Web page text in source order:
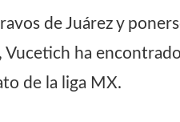
de Juárez y
Vucetich ha
de la liga MX.